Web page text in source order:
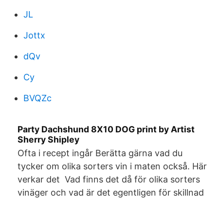
JL
Jottx
dQv
Cy
BVQZc
Party Dachshund 8X10 DOG print by Artist
Sherry Shipley
Ofta i recept ingår Berätta gärna vad du
tycker om olika sorters vin i maten också. Här
verkar det Vad finns det då för olika sorters
vinäger och vad är det egentligen för skillnad